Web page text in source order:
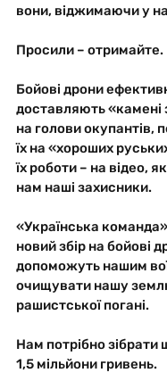
вони, віджимаючи у
Просили – отримайте.
Бойові дрони
доставляють «камені
на голови окупантів,
їх на «хороших
їх роботи – на відео,
нам наші захисники.
«Українська
новий збір на бойові
допоможуть нашим
очищувати нашу
рашистської погані.
Нам потрібно
1,5 мільйони гривень.